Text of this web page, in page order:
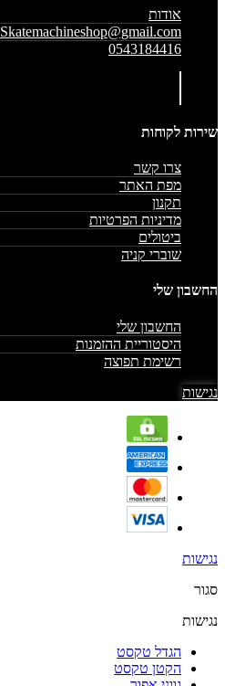
אודות
Skatemachineshop@gmail.com
0543184416
שירות לקוחות
צרו קשר
מפת האתר
תקנון
מדיניות הפרטיות
ביטולים
שוברי קניה
החשבון שלי
החשבון שלי
היסטוריית ההזמנות
רשימת תפוצה
נגישות
נגישות
סגור
נגישות
הגדל טקסט
הקטן טקסט